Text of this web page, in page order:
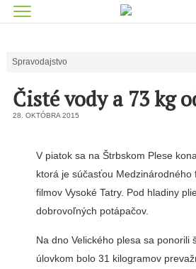
Spravodajstvo
Čisté vody a 73 kg
28. OKTÓBRA 2015
V piatok sa na Štrbskom Plese
ktorá je súčasťou Medzinárodného
filmov Vysoké Tatry. Pod hladiny
dobrovoľných potápačov.
Na dno Velického plesa sa ponori­li
úlovkom bolo 31 kilogramov